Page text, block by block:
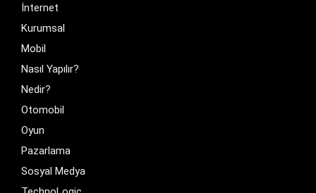
İnternet
Kurumsal
Mobil
Nasıl Yapılır?
Nedir?
Otomobil
Oyun
Pazarlama
Sosyal Medya